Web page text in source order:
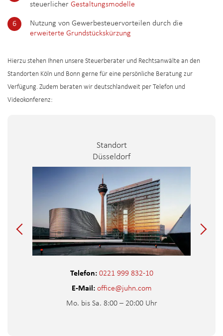
steuerlicher Gestaltungsmodelle
Nutzung von Gewerbesteuervorteilen durch die
erweiterte Grundstückskürzung
Hierzu stehen Ihnen unsere Steuerberater und Rechtsanwälte an den
Standorten Köln und Bonn gerne für eine persönliche Beratung zur
Verfügung. Zudem beraten wir deutschlandweit per Telefon und
Videokonferenz:
Standort
Düsseldorf
Telefon: 0221 999 832-10
E-Mail: office@juhn.com
Mo. bis Sa. 8:00 – 20:00 Uhr